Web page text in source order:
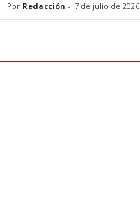
Por Redacción - 7 de julio de 2026